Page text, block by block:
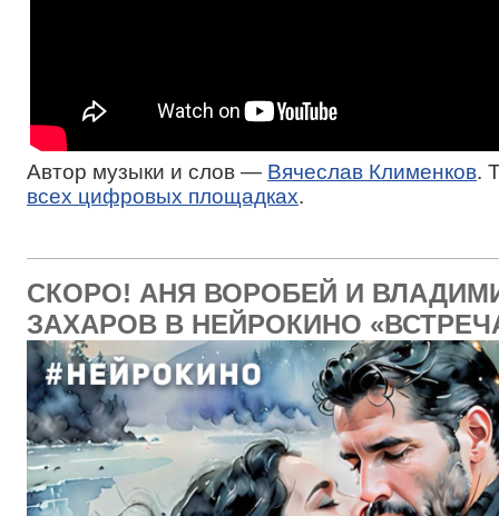
Автор музыки и слов — Вячеслав Клименков.
всех цифровых площадках.
СКОРО! АНЯ ВОРОБЕЙ И
ЗАХАРОВ В НЕЙРОКИНО